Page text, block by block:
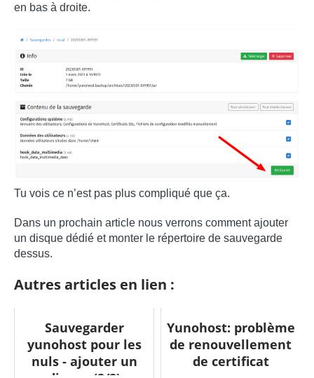
en bas à droite.
Tu vois ce n’est pas plus compliqué que ça.
Dans un prochain article nous verrons comment ajouter
un disque dédié et monter le répertoire de sauvegarde
dessus.
Autres articles en lien :
Sauvegarder
yunohost pour les
nuls - ajouter un
Yunohost: problème
de renouvellement
de certificat